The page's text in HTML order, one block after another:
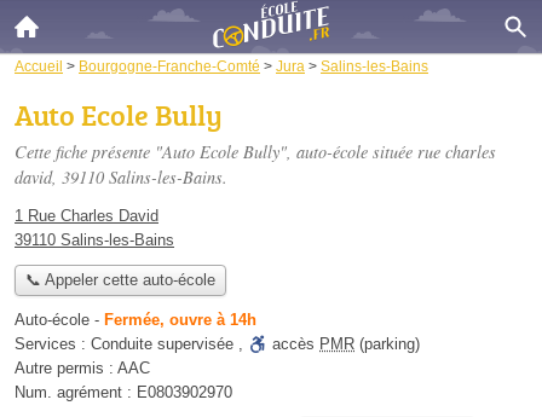
Accueil > Bourgogne-Franche-Comté > Jura > Salins-les-Bains
Auto Ecole Bully
Cette fiche présente "Auto Ecole Bully", auto-école située rue charles
david, 39110 Salins-les-Bains.
1 Rue Charles David
39110 Salins-les-Bains
📞 Appeler cette auto-école
Auto-école - Fermée, ouvre à 14h
Services : Conduite supervisée , accès PMR (parking)
Autre permis : AAC
Num. agrément : E0803902970